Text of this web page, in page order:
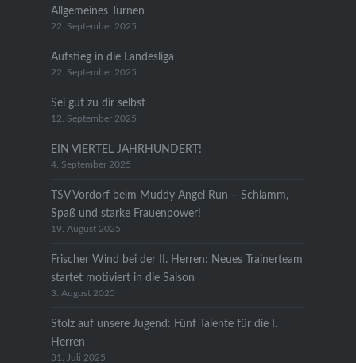
Allgemeines Turnen
22. September 2025
Aufstieg in die Landesliga
22. September 2025
Sei gut zu dir selbst
12. September 2025
EIN VIERTEL JAHRHUNDERT!
4. September 2025
TSV Vordorf beim Muddy Angel Run – Schlamm,
Spaß und starke Frauenpower!
19. August 2025
Frischer Wind bei der II. Herren: Neues Trainerteam
startet motiviert in die Saison
3. August 2025
Stolz auf unsere Jugend: Fünf Talente für die I.
Herren
31. Juli 2025